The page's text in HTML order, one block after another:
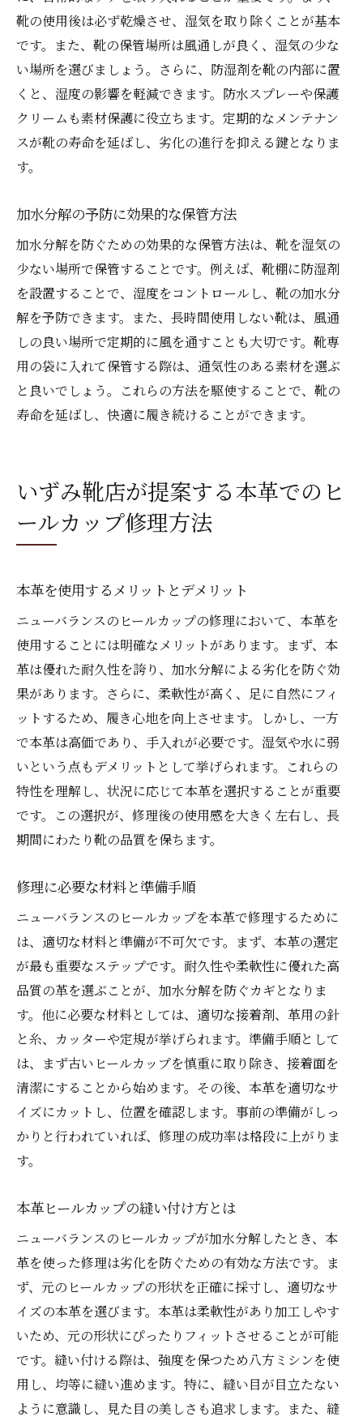
プロフェッショナルが推奨する製品とサー
ビス
業界での修理トレンドと将来の展望
顧客満足度の向上を目指すアプローチ
靴の使用後は必ず乾燥させ、湿気を取り除くことが基本
です。また、靴の保管場所は風通しが良く、湿気の少な
い場所を選びましょう。さらに、防湿剤を靴の内部に置
くと、湿度の影響を軽減できます。防水スプレーや保護
クリームも素材保護に役立ちます。定期的なメンテナン
スが靴の寿命を延ばし、劣化の進行を抑える鍵となりま
す。
加水分解の予防に効果的な保管方法
加水分解を防ぐための効果的な保管方法は、靴を湿気の
少ない場所で保管することです。例えば、靴棚に防湿剤
を設置することで、湿度をコントロールし、靴の加水分
解を予防できます。また、長時間使用しない靴は、風通
しの良い場所で定期的に風を通すことも大切です。靴専
用の袋に入れて保管する際は、通気性のある素材を選ぶ
と良いでしょう。これらの方法を駆使することで、靴の
寿命を延ばし、快適に履き続けることができます。
いずみ靴店が提案する本革でのヒ
ールカップ修理方法
本革を使用するメリットとデメリット
ニューバランスのヒールカップの修理において、本革を
使用することには明確なメリットがあります。まず、本
革は優れた耐久性を誇り、加水分解による劣化を防ぐ効
果があります。さらに、柔軟性が高く、足に自然にフィ
ットするため、履き心地を向上させます。しかし、一方
で本革は高価であり、手入れが必要です。湿気や水に弱
いという点もデメリットとして挙げられます。これらの
特性を理解し、状況に応じて本革を選択することが重要
です。この選択が、修理後の使用感を大きく左右し、長
期間にわたり靴の品質を保ちます。
修理に必要な材料と準備手順
ニューバランスのヒールカップを本革で修理するために
は、適切な材料と準備が不可欠です。まず、本革の選定
が最も重要なステップです。耐久性や柔軟性に優れた高
品質の革を選ぶことが、加水分解を防ぐカギとなりま
す。他に必要な材料としては、適切な接着剤、革用の針
と糸、カッターや定規が挙げられます。準備手順として
は、まず古いヒールカップを慎重に取り除き、接着面を
清潔にすることから始めます。その後、本革を適切なサ
イズにカットし、位置を確認します。事前の準備がしっ
かりと行われていれば、修理の成功率は格段に上がりま
す。
本革ヒールカップの縫い付け方とは
ニューバランスのヒールカップが加水分解したとき、本
革を使った修理は劣化を防ぐための有効な方法です。ま
ず、元のヒールカップの形状を正確に採寸し、適切なサ
イズの本革を選びます。本革は柔軟性があり加工しやす
いため、元の形状にぴったりフィットさせることが可能
です。縫い付ける際は、強度を保つため八方ミシンを使
用し、均等に縫い進めます。特に、縫い目が目立たない
ように意識し、見た目の美しさも追求します。また、縫